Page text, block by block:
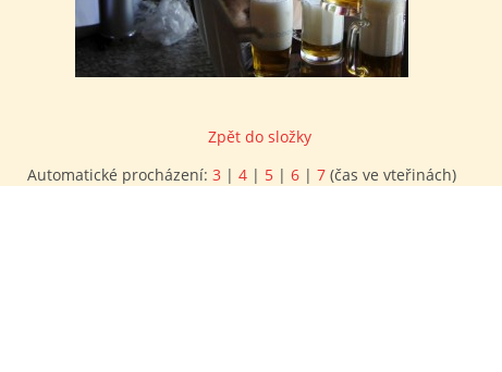
Zpět do složky
Automatické procházení: 3 | 4 | 5 | 6 | 7 (čas ve vteřinách)